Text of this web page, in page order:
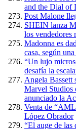
and the Dial of
Post Malone
SHEIN lanza
los vendedores
Madonna es
casa, según
“Un lujo
desafía la
Angela Bassett
Marvel Studios
anunciado la
Venta de
López Obrador
“El auge de las